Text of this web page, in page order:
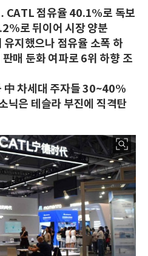
CATL 점유율 40.1%로 독보
로 뒤이어 시장 양분
지했으나 점유율 소폭 하
매 둔화 여파로 6위 하향 조
中 차세대 주자들 30~40%
닉은 테슬라 부진에 직격탄